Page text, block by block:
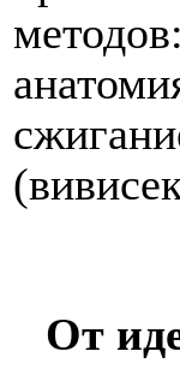
От